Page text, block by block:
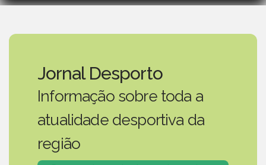
Jornal Desporto
Informação sobre toda a
atualidade desportiva da
região